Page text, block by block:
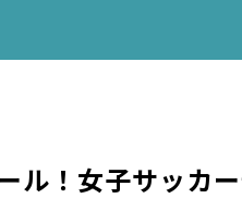
ル！女子サッカ